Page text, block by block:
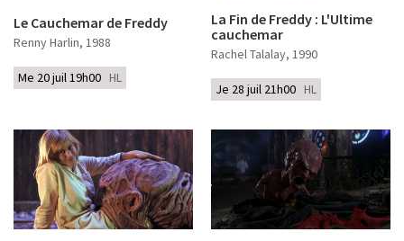
Le Cauchemar de Freddy
Renny Harlin, 1988
Me 20 juil 19h00 HL
La Fin de Freddy : L'Ultime
cauchemar
Rachel Talalay, 1990
Je 28 juil 21h00 HL